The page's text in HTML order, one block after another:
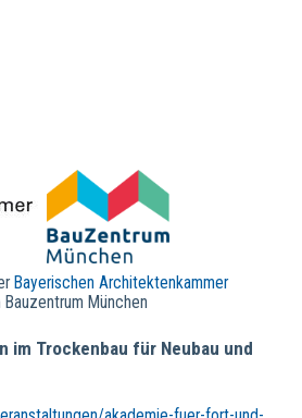
Bayerischen Architektenkammer
München
im Trockenbau für Neubau und